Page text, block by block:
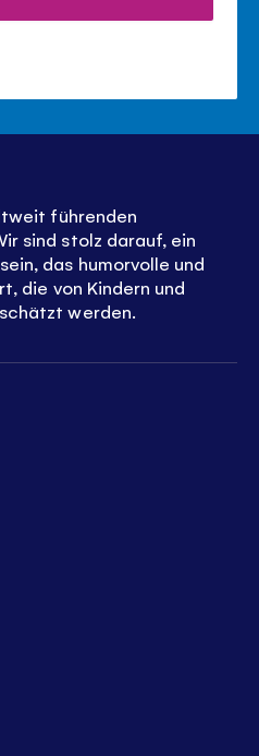
führenden
sind stolz darauf, ein
das humorvolle und
die von Kindern und
werden.